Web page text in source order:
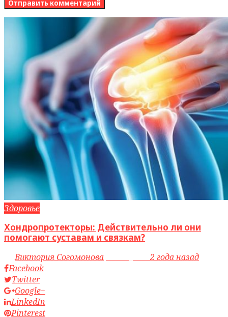
Здоровье
Хондропротекторы: Действительно ли они
помогают суставам и связкам?
byВиктория Согомонова access_time2 года назад
Facebook
Twitter
Google+
LinkedIn
Pinterest